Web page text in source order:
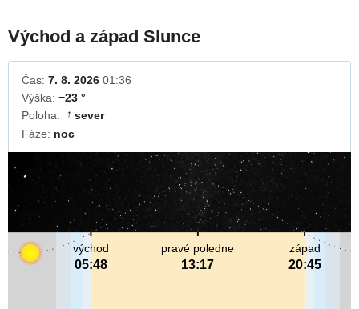
Východ a západ Slunce
Čas: 7. 8. 2026 01:36
Výška: −23 °
Poloha:
↓ sever
Fáze: noc
pravé poledne
13:17
východ
05:48
západ
20:45